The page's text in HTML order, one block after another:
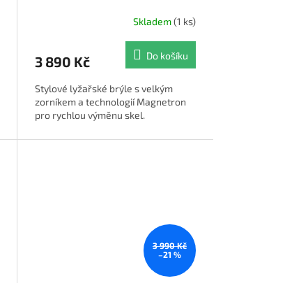
Skladem(1 ks)
3 890 Kč Do košíku
Stylové lyžařské brýle s velkým
zorníkem a technologií Magnetron
pro rychlou výměnu skel.
3 990 Kč
–21 %